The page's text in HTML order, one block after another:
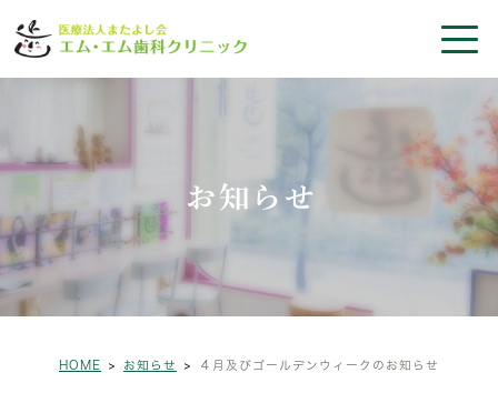
お知らせ
HOME お知らせ ４月及びゴールデンウィークのお知らせ